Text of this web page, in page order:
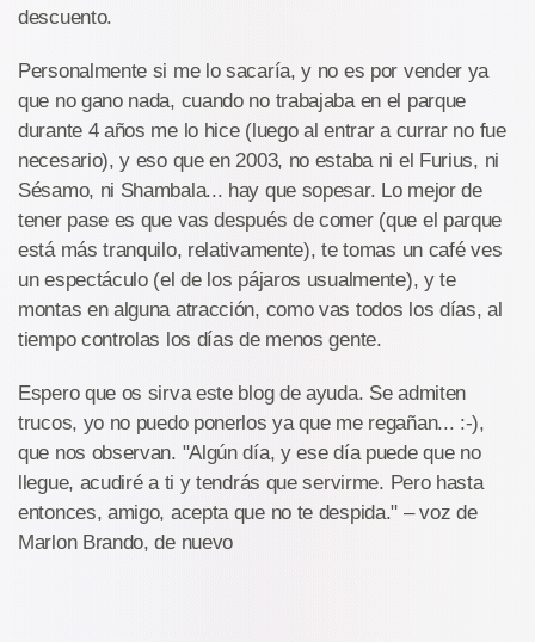
descuento.
Personalmente si me lo sacaría, y no es por vender ya
que no gano nada, cuando no trabajaba en el parque
durante 4 años me lo hice (luego al entrar a currar no fue
necesario), y eso que en 2003, no estaba ni el Furius, ni
Sésamo, ni Shambala... hay que sopesar. Lo mejor de
tener pase es que vas después de comer (que el parque
está más tranquilo, relativamente), te tomas un café ves
un espectáculo (el de los pájaros usualmente), y te
montas en alguna atracción, como vas todos los días, al
tiempo controlas los días de menos gente.
Espero que os sirva este blog de ayuda. Se admiten
trucos, yo no puedo ponerlos ya que me regañan... :-),
que nos observan. "Algún día, y ese día puede que no
llegue, acudiré a ti y tendrás que servirme. Pero hasta
entonces, amigo, acepta que no te despida." – voz de
Marlon Brando, de nuevo